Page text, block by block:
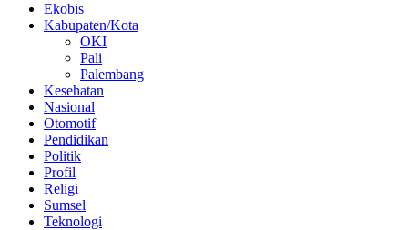
Ekobis
Kabupaten/Kota
OKI
Pali
Palembang
Kesehatan
Nasional
Otomotif
Pendidikan
Politik
Profil
Religi
Sumsel
Teknologi